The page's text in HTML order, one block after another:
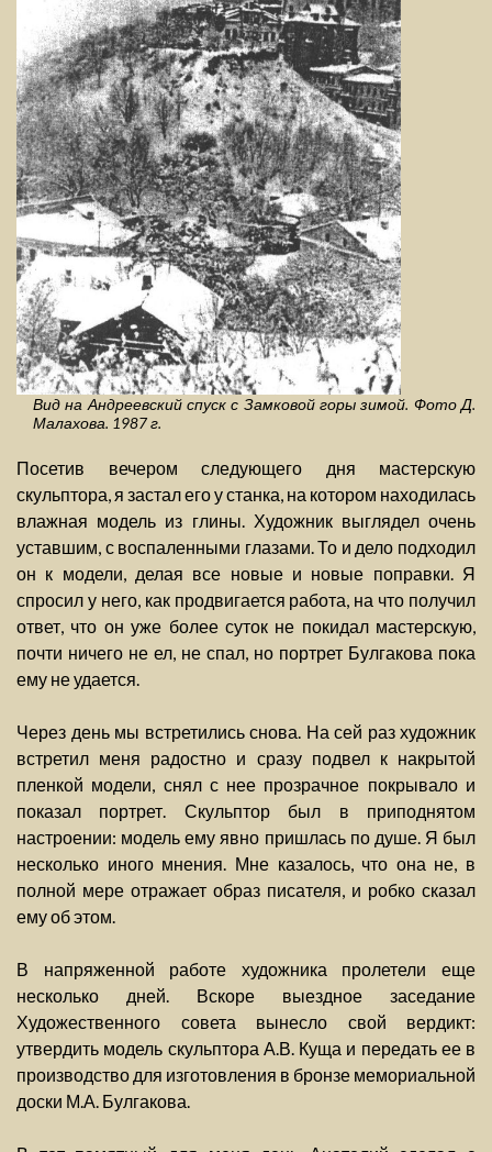
Вид на Андреевский спуск с Замковой горы зимой. Фото Д.
Малахова. 1987 г.
Посетив вечером следующего дня мастерскую
скульптора, я застал его у станка, на котором находилась
влажная модель из глины. Художник выглядел очень
уставшим, с воспаленными глазами. То и дело подходил
он к модели, делая все новые и новые поправки. Я
спросил у него, как продвигается работа, на что получил
ответ, что он уже более суток не покидал мастерскую,
почти ничего не ел, не спал, но портрет Булгакова пока
ему не удается.
Через день мы встретились снова. На сей раз художник
встретил меня радостно и сразу подвел к накрытой
пленкой модели, снял с нее прозрачное покрывало и
показал портрет. Скульптор был в приподнятом
настроении: модель ему явно пришлась по душе. Я был
несколько иного мнения. Мне казалось, что она не, в
полной мере отражает образ писателя, и робко сказал
ему об этом.
В напряженной работе художника пролетели еще
несколько дней. Вскоре выездное заседание
Художественного совета вынесло свой вердикт:
утвердить модель скульптора А.В. Куща и передать ее в
производство для изготовления в бронзе мемориальной
доски М.А. Булгакова.